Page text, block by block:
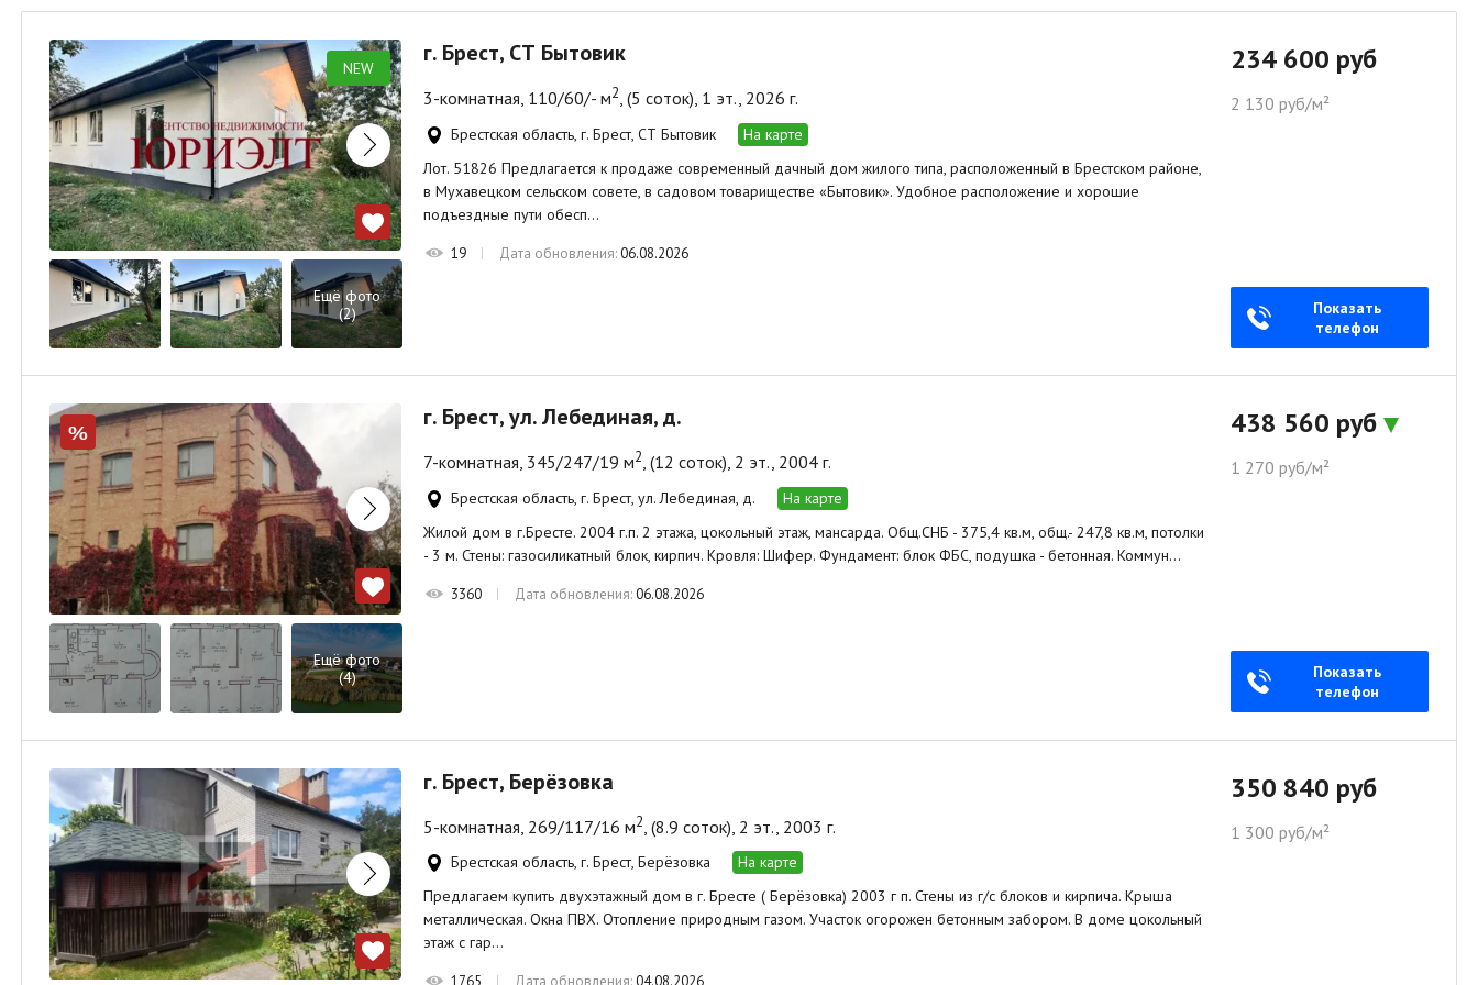
NEW
Ещё фото
(2)
г. Брест, СТ Бытовик
3-комнатная, 110/60/- м2, (5 соток), 1 эт., 2026 г.
Брестская область, г. Брест, СТ Бытовик
На карте
Лот. 51826 Предлагается к продаже современный дачный дом жилого типа, расположенный в Брестском районе,
в Мухавецком сельском совете, в садовом товариществе «Бытовик». Удобное расположение и хорошие
подъездные пути обесп…
19 Дата обновления:06.08.2026
234 600 руб
2 130 руб/м²
Показать
телефон
%
Ещё фото
(4)
г. Брест, ул. Лебединая, д.
7-комнатная, 345/247/19 м2, (12 соток), 2 эт., 2004 г.
Брестская область, г. Брест, ул. Лебединая, д.
На карте
Жилой дом в г.Бресте. 2004 г.п. 2 этажа, цокольный этаж, мансарда. Общ.СНБ - 375,4 кв.м, общ.- 247,8 кв.м, потолки
- 3 м. Стены: газосиликатный блок, кирпич. Кровля: Шифер. Фундамент: блок ФБС, подушка - бетонная. Коммун…
3360 Дата обновления:06.08.2026
438 560 руб
1 270 руб/м²
Показать
телефон
г. Брест, Берёзовка
5-комнатная, 269/117/16 м2 , (8.9 соток), 2 эт., 2003 г.
Брестская область, г. Брест, Берёзовка
На карте
Предлагаем купить двухэтажный дом в г. Бресте ( Берёзовка) 2003 г п. Стены из г/с блоков и кирпича. Крыша
металлическая. Окна ПВХ. Отопление природным газом. Участок огорожен бетонным забором. В доме цокольный
этаж с гар…
1765 Дата обновления:04.08.2026
350 840 руб
1 300 руб/м²